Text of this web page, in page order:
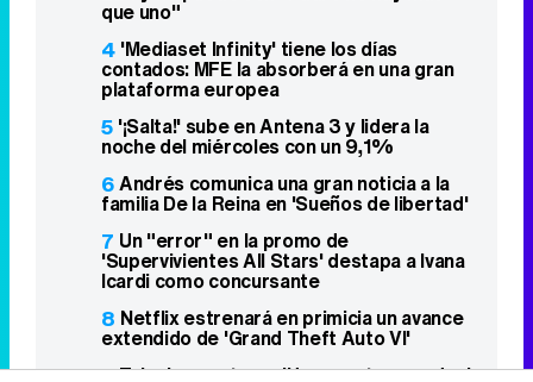
6 Andrés comunica una gran noticia a la
familia De la Reina en 'Sueños de libertad'
7Un "error" en la promo de
'Supervivientes All Stars' destapa a Ivana
Icardi como concursante
8Netflix estrenará en primicia un avance
extendido de 'Grand Theft Auto VI'
9Telecinco estrena 'Una receta para dos',
con Amir Haddad, de Eurovisión 2016
10Ciro da el primer paso para arrebatarle
la empresa a Manuel en 'La promesa'